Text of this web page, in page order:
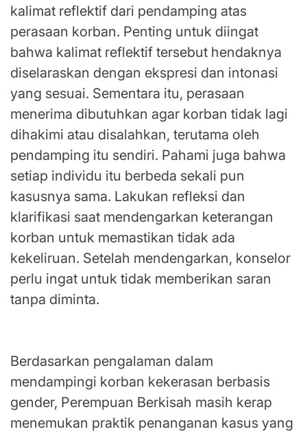
kalimat reflektif dari pendamping atas
perasaan korban. Penting untuk diingat
bahwa kalimat reflektif tersebut hendaknya
diselaraskan dengan ekspresi dan intonasi
yang sesuai. Sementara itu, perasaan
menerima dibutuhkan agar korban tidak lagi
dihakimi atau disalahkan, terutama oleh
pendamping itu sendiri. Pahami juga bahwa
setiap individu itu berbeda sekali pun
kasusnya sama. Lakukan refleksi dan
klarifikasi saat mendengarkan keterangan
korban untuk memastikan tidak ada
kekeliruan. Setelah mendengarkan, konselor
perlu ingat untuk tidak memberikan saran
tanpa diminta.
Berdasarkan pengalaman dalam
mendampingi korban kekerasan berbasis
gender, Perempuan Berkisah masih kerap
menemukan praktik penanganan kasus yang